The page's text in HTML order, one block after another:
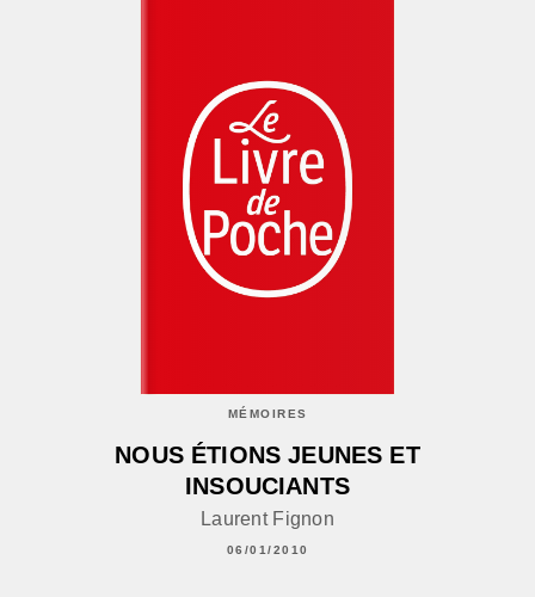
MÉMOIRES
NOUS ÉTIONS JEUNES ET
INSOUCIANTS
Laurent Fignon
06/01/2010